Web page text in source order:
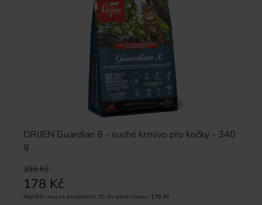
ORIJEN Guardian 8 - suché krmivo pro kočky - 340
g
193 Kč
178 Kč
Nejnižší cena za posledních 30 dní před slevou: 178 Kč